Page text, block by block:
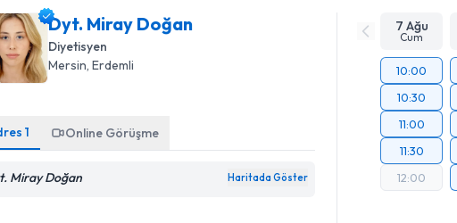
Dyt. Miray Doğan
Diyetisyen
Mersin, Erdemli
1 Online Görüşme
Miray Doğan Haritada Göster
7 Ağu
Cum
10:00
10:30
11:00
11:30
12:00